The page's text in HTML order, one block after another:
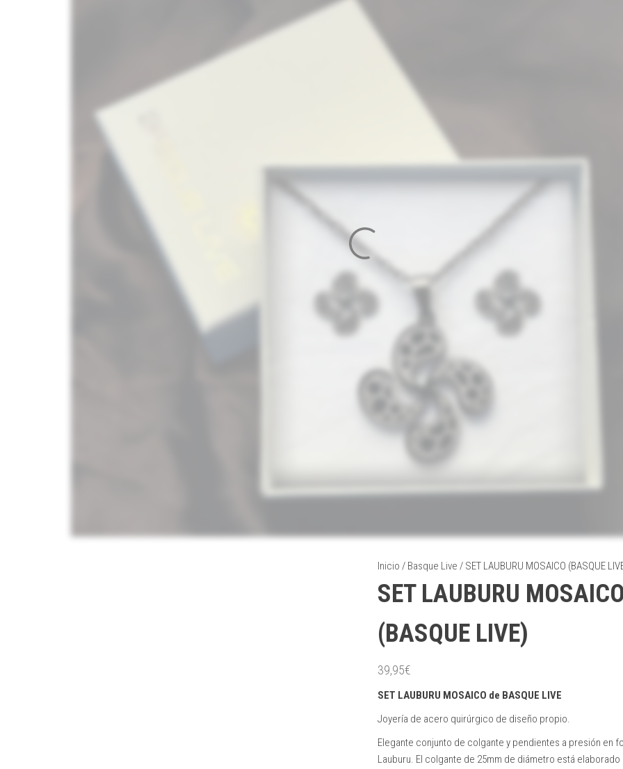
Inicio / Basque Live / SET LAUBURU MOSAICO (BASQUE
SET LAUBURU
(BASQUE LIVE)
39,95€
SET LAUBURU MOSAICO de BASQUE LIVE
Joyería de acero quirúrgico de diseño propio.
Elegante conjunto de colgante y pendientes a presión en
Lauburu. El colgante de 25mm de diámetro está elaborado